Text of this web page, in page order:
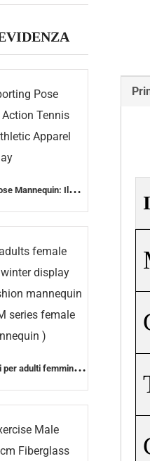
Mannequin: Il
per adulti femminili